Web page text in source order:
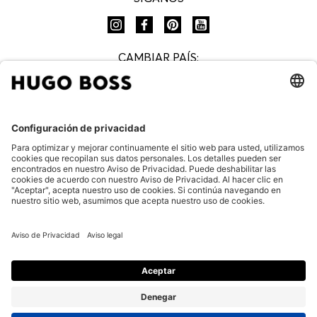
CAMBIAR PAÍS:
Preguntas FrecuentesAviso de privacidadAviso legal
Aviso de privacidad boletín HUGO BOSS
Aviso de privacidad HUGO BOSS EXPERIENCE